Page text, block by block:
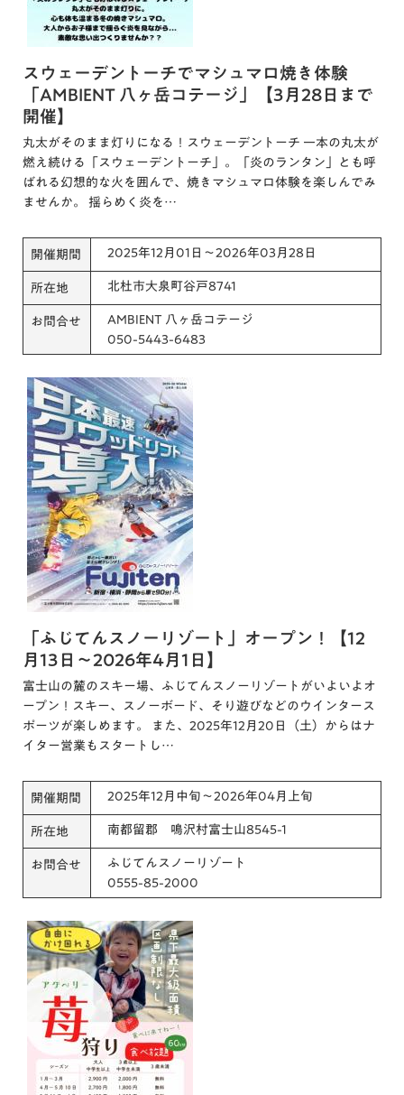
スウェーデントーチでマシュマロ焼き体験
「AMBIENT 八ヶ岳コテージ」【3月28日まで
開催】
丸太がそのまま灯りになる！スウェーデントーチ 一本の丸太が
燃え続ける「スウェーデントーチ」。「炎のランタン」とも呼
ばれる幻想的な火を囲んで、焼きマシュマロ体験を楽しんでみ
ませんか。 揺らめく炎を…
開催期間 2025年12月01日～2026年03月28日
所在地 北杜市大泉町谷戸8741
お問合せ
AMBIENT 八ヶ岳コテージ
050-5443-6483
「ふじてんスノーリゾート」オープン！【12
月13日～2026年4月1日】
富士山の麓のスキー場、ふじてんスノーリゾートがいよいよオ
ープン！スキー、スノーボード、そり遊びなどのウインタース
ポーツが楽しめます。 また、2025年12月20日（土）からはナ
イター営業もスタートし…
開催期間 2025年12月中旬～2026年04月上旬
所在地 南都留郡 鳴沢村富士山8545-1
お問合せ
ふじてんスノーリゾート
0555-85-2000